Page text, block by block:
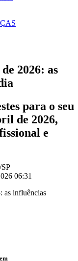
2026: as
para o seu
de 2026,
e
06:31